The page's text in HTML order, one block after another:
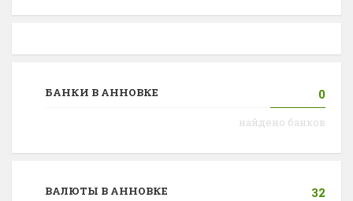
БАНКИ В АННОВКЕ 0
найдено банков
ВАЛЮТЫ В АННОВКЕ 32